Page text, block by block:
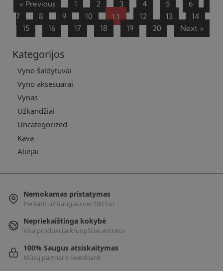
« Previous 1 2 3 4 5
6
7
8 9 10 11 12 13
14
15
16 17 18 19 20 Next »
Kategorijos
Vyno šaldytuvai
Vyno aksesuarai
Vynas
Užkandžiai
Uncategorized
Kava
Aliejai
Nemokamas pristatymas
Perkant už daugiau nei 100 Eur
Nepriekaištinga kokybė
Visa produkcija kruopščiai atrinkta
100% Saugus atsiskaitymas
Mūsų partneris Swedbank